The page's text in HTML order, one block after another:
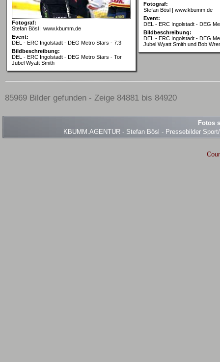
Fotograf:
Stefan Bösl | www.kbumm.de
Event:
DEL - ERC Ingolstadt - DEG Metro Stars - 7:3
Bildbeschreibung:
DEL - ERC Ingolstadt - DEG Metro Stars - Tor
Jubel Wyatt Smith
Fotograf:
Stefan Bösl | www.kbumm.de
Event:
DEL - ERC Ingolstadt - DEG
Bildbeschreibung:
DEL - ERC Ingolstadt - DEG
Jubel Wyatt Smith und Bob
85969 Bilder gefunden - Zeige 84881 bis 84920
Fotos
KBUMM.AGENTUR - Stefan Bösl - Pressebilder